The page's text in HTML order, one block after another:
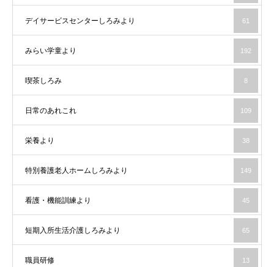
デイサービスセンターしろみより 61
みらい学童より 192
喫茶しろみ 8
日常のあれこれ 109
栄養より 38
特別養護老人ホームしろみより 149
看護・機能訓練より 45
短期入所生活介護しろみより 65
職員研修 13